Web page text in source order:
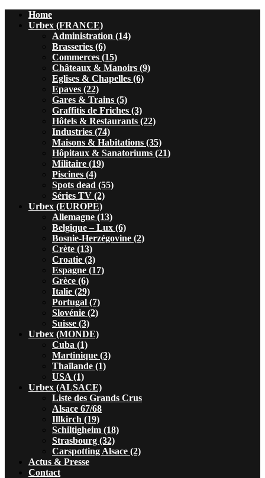
Home
Urbex (FRANCE)
Administration (14)
Brasseries (6)
Commerces (15)
Châteaux & Manoirs (9)
Eglises & Chapelles (6)
Epaves (22)
Gares & Trains (5)
Graffitis de Friches (3)
Hôtels & Restaurants (22)
Industries (74)
Maisons & Habitations (35)
Hôpitaux & Sanatoriums (21)
Militaire (19)
Piscines (4)
Spots dead (55)
Séries TV (2)
Urbex (EUROPE)
Allemagne (13)
Belgique – Lux (6)
Bosnie-Herzégovine (2)
Crète (13)
Croatie (3)
Espagne (17)
Grèce (6)
Italie (29)
Portugal (7)
Slovénie (2)
Suisse (3)
Urbex (MONDE)
Cuba (1)
Martinique (3)
Thaïlande (1)
USA (1)
Urbex (ALSACE)
Liste des Grands Crus
Alsace 67/68
Illkirch (19)
Schiltigheim (18)
Strasbourg (32)
Carspotting Alsace (2)
Actus & Presse
Contact